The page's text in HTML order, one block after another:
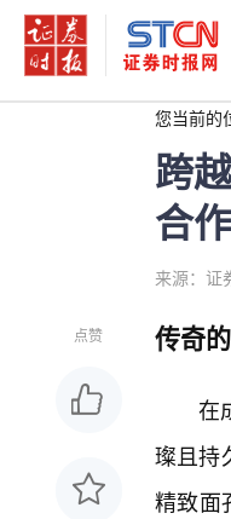
您当前的
跨
合
来源：证
点赞 传奇
在
璨且持
精致面